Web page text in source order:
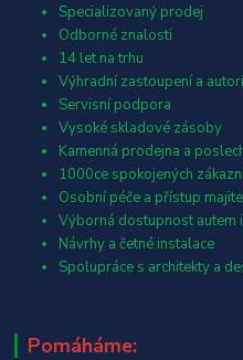
Specializovaný prodej
Odborné znalosti
14 let na trhu
Výhradní zastoupení a
Servisní podpora
Vysoké skladové zásoby
Kamenná prodejna a
1000ce spokojených
Osobní péče a přístup
Výborná dostupnost autem
Návrhy a četné instalace
Spolupráce s architekty a
Pomáháme: